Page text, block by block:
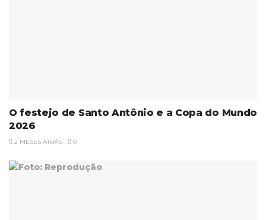
O festejo de Santo Antônio e a Copa do Mundo
2026
2 MESES ATRÁS 0